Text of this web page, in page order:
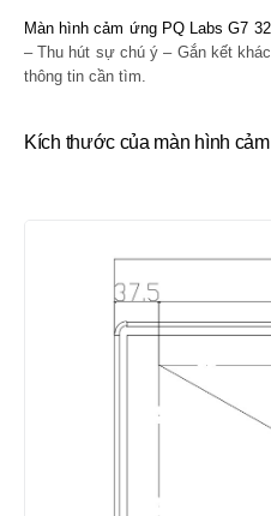
Màn hình cảm ứng PQ Labs G7
– Thu hút sự chú ý – Gắn kết
thông tin cần tìm.
Kích thước của màn hình